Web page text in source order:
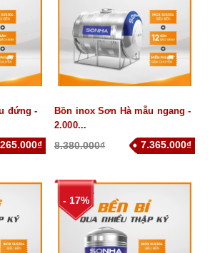
đứng -
Bồn inox Sơn Hà mẫu ngang -
2.000...
8.380.000₫ 7.365.000₫
- 17%